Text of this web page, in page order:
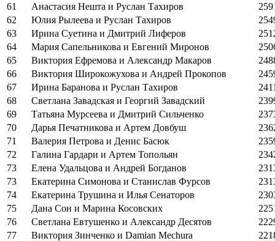
61
Анастасия Нешта и Руслан Тахиров
62
Юлия Рылеева и Руслан Тахиров
63
Ирина Суетина и Дмитрий Лиферов
64
Мария Сапельникова и Евгений Миронов
65
Виктория Ефремова и Александр Макаров
66
Виктория Широкожухова и Андрей Прокопов
67
Ирина Баранова и Руслан Тахиров
2411
68
Светлана Завадская и Георгий Завадский
69
Татьяна Мурсеева и Дмитрий Сильченко
70
Дарья Печатникова и Артем Довбуш
71
Валерия Петрова и Денис Басюк
72
Галина Гардари и Артем Топольян
73
Елена Удальцова и Андрей Богданов
73
Екатерина Симонова и Станислав Фурсов
74
Екатерина Трушина и Илья Сенаторов
75
Дана Сон и Марина Косовских
76
Светлана Евтушенко и Александр Десятов
77
Виктория Зинченко и Damian Mechura